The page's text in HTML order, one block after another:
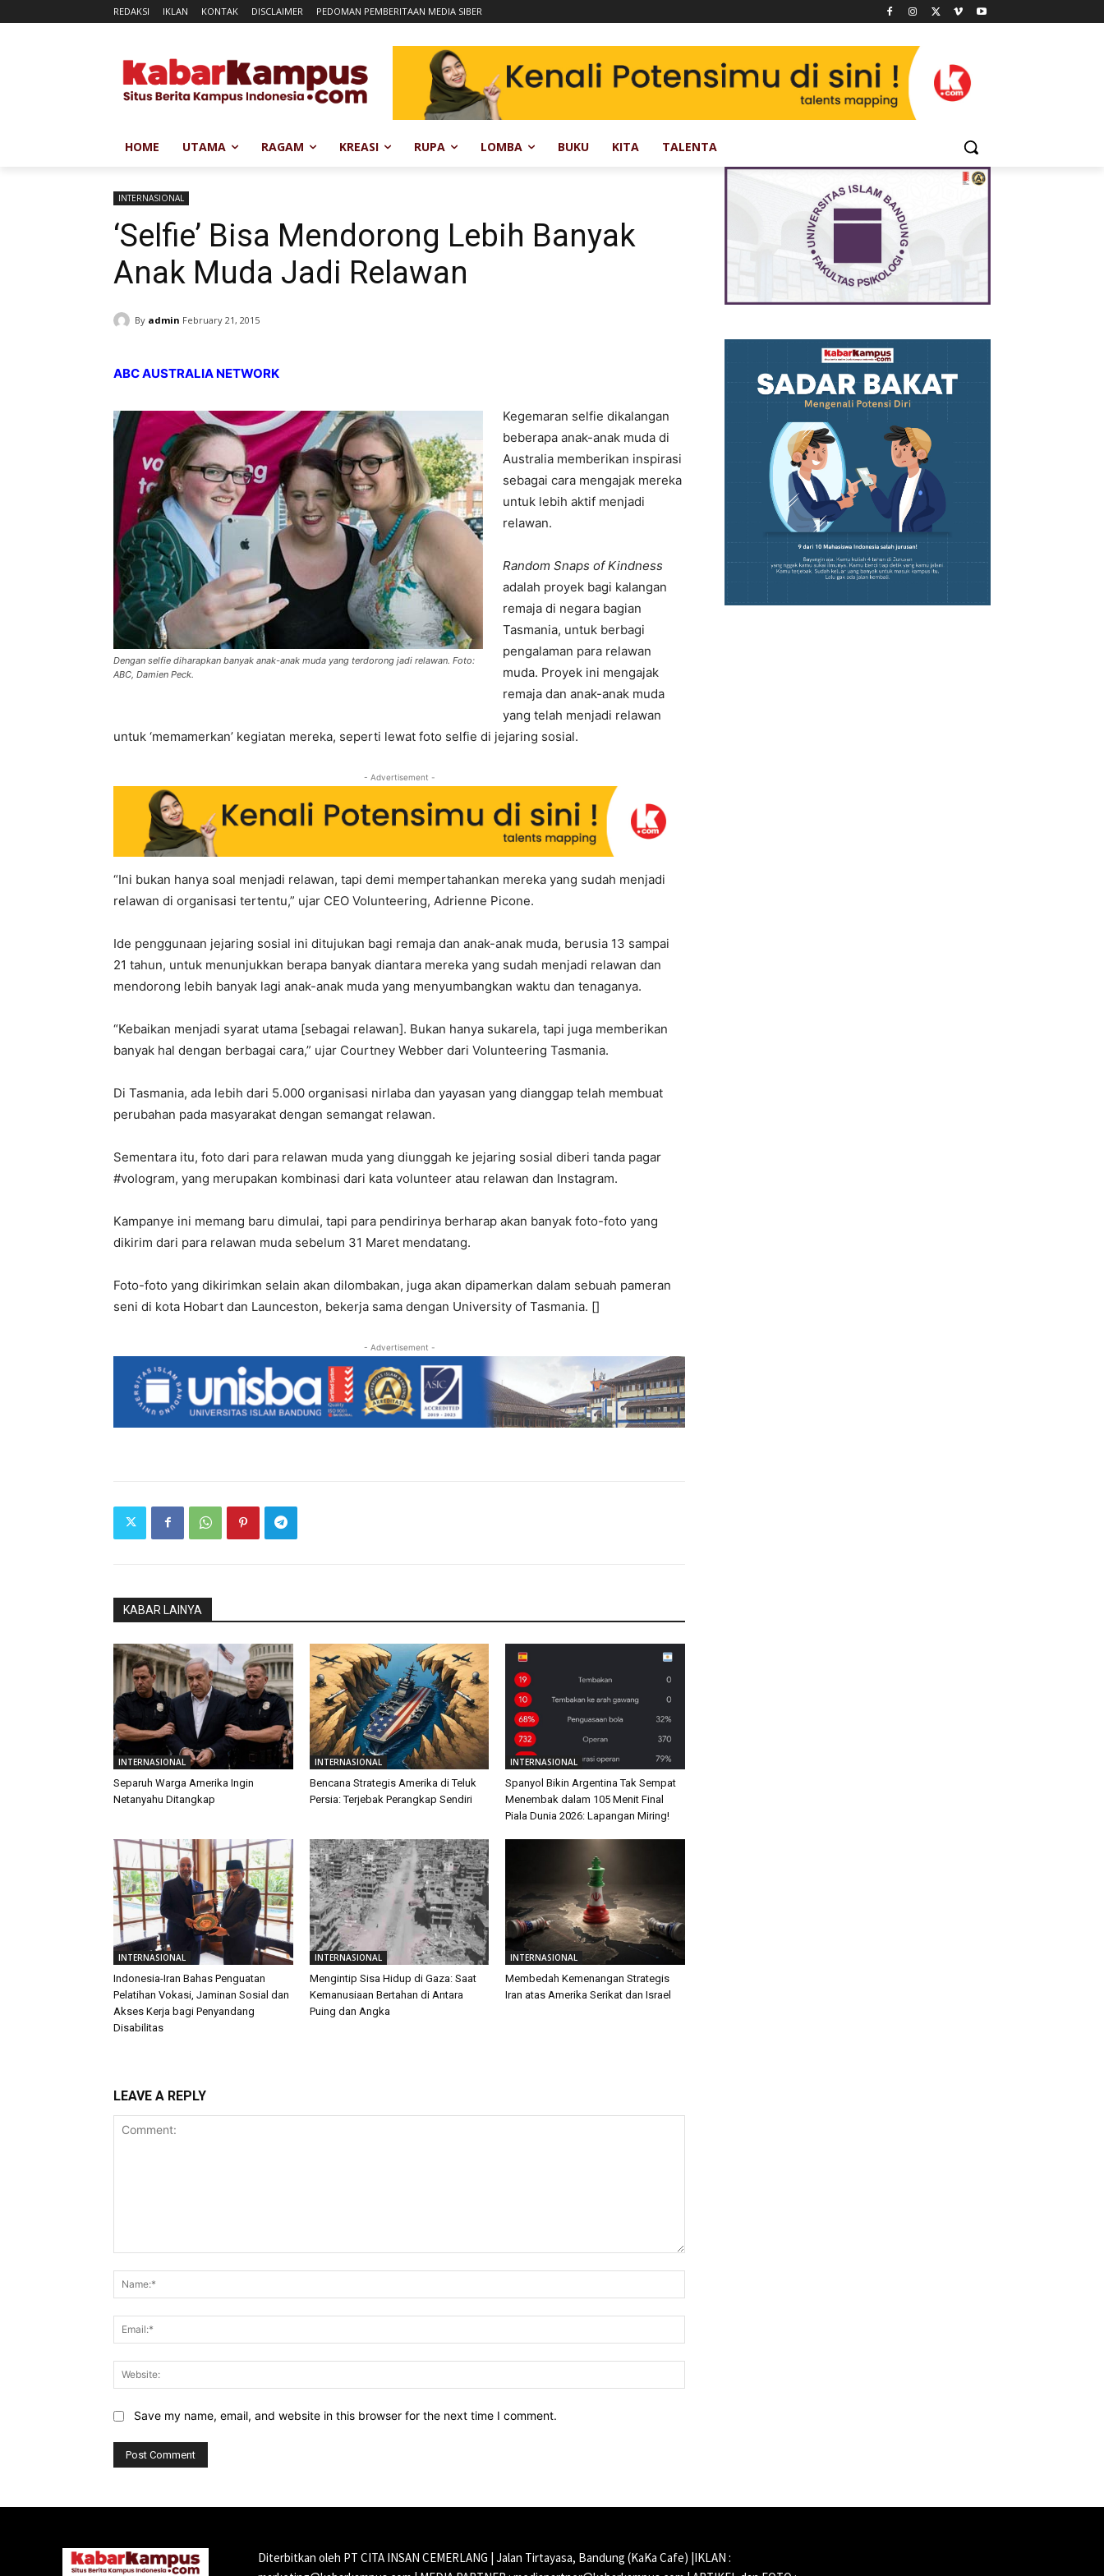
REDAKSI IKLAN KONTAK DISCLAIMER PEDOMAN PEMBERITAAN MEDIA SIBER
HOME UTAMA RAGAM KREASI RUPA LOMBA BUKU KITA TALENTA
INTERNASIONAL
‘Selfie’ Bisa Mendorong Lebih Banyak
Anak Muda Jadi Relawan
By admin February 21, 2015
ABC AUSTRALIA NETWORK
Dengan selfie diharapkan banyak anak-anak muda yang terdorong jadi relawan. Foto:
ABC, Damien Peck.
Kegemaran selfie dikalangan
beberapa anak-anak muda di
Australia memberikan inspirasi
sebagai cara mengajak mereka
untuk lebih aktif menjadi
relawan.
Random Snaps of Kindness
adalah proyek bagi kalangan
remaja di negara bagian
Tasmania, untuk berbagi
pengalaman para relawan
muda. Proyek ini mengajak
remaja dan anak-anak muda
yang telah menjadi relawan
untuk ‘memamerkan’ kegiatan mereka, seperti lewat foto selfie di jejaring sosial.
- Advertisement -
“Ini bukan hanya soal menjadi relawan, tapi demi mempertahankan mereka yang sudah menjadi
relawan di organisasi tertentu,” ujar CEO Volunteering, Adrienne Picone.
Ide penggunaan jejaring sosial ini ditujukan bagi remaja dan anak-anak muda, berusia 13 sampai
21 tahun, untuk menunjukkan berapa banyak diantara mereka yang sudah menjadi relawan dan
mendorong lebih banyak lagi anak-anak muda yang menyumbangkan waktu dan tenaganya.
“Kebaikan menjadi syarat utama [sebagai relawan]. Bukan hanya sukarela, tapi juga memberikan
banyak hal dengan berbagai cara,” ujar Courtney Webber dari Volunteering Tasmania.
Di Tasmania, ada lebih dari 5.000 organisasi nirlaba dan yayasan yang dianggap telah membuat
perubahan pada masyarakat dengan semangat relawan.
Sementara itu, foto dari para relawan muda yang diunggah ke jejaring sosial diberi tanda pagar
#vologram, yang merupakan kombinasi dari kata volunteer atau relawan dan Instagram.
Kampanye ini memang baru dimulai, tapi para pendirinya berharap akan banyak foto-foto yang
dikirim dari para relawan muda sebelum 31 Maret mendatang.
Foto-foto yang dikirimkan selain akan dilombakan, juga akan dipamerkan dalam sebuah pameran
seni di kota Hobart dan Launceston, bekerja sama dengan University of Tasmania. []
- Advertisement -
KABAR LAINYA
INTERNASIONAL
Separuh Warga Amerika Ingin
Netanyahu Ditangkap
INTERNASIONAL
Bencana Strategis Amerika di Teluk
Persia: Terjebak Perangkap Sendiri
INTERNASIONAL
Spanyol Bikin Argentina Tak Sempat
Menembak dalam 105 Menit Final
Piala Dunia 2026: Lapangan Miring!
INTERNASIONAL
Indonesia-Iran Bahas Penguatan
Pelatihan Vokasi, Jaminan Sosial dan
Akses Kerja bagi Penyandang
Disabilitas
INTERNASIONAL
Mengintip Sisa Hidup di Gaza: Saat
Kemanusiaan Bertahan di Antara
Puing dan Angka
INTERNASIONAL
Membedah Kemenangan Strategis
Iran atas Amerika Serikat dan Israel
LEAVE A REPLY
Save my name, email, and website in this browser for the next time I comment.
Diterbitkan oleh PT CITA INSAN CEMERLANG | Jalan Tirtayasa, Bandung (KaKa Cafe) |IKLAN :